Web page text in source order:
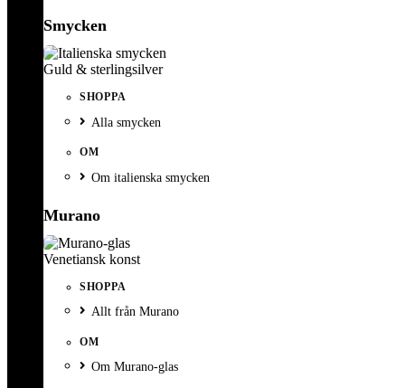
Smycken
Guld & sterlingsilver
SHOPPA
Alla smycken
OM
Om italienska smycken
Murano
Venetiansk konst
SHOPPA
Allt från Murano
OM
Om Murano-glas